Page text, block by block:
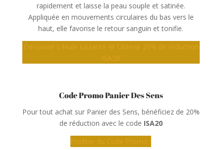
rapidement et laisse la peau souple et satinée.
Appliquée en mouvements circulaires du bas vers le
haut, elle favorise le retour sanguin et tonifie.
Découvrir L'Huile Lissante et Obtenir 20% de réduction
ISA20
Code Promo Panier Des Sens
Pour tout achat sur Panier des Sens, bénéficiez de 20%
de réduction avec le code ISA20
Profiter du Code Promo !